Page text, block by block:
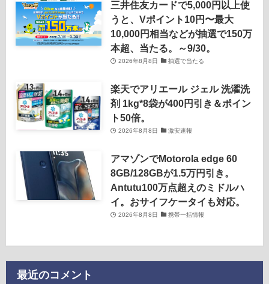
三井住友カードで5,000円以上使
うと、Vポイント10円〜最大
10,000円相当などが抽選で150万
本超、当たる。～9/30。
2026年8月8日 抽選で当たる
楽天でアリエール ジェル 洗濯洗
剤 1kg*8袋が400円引き＆ポイン
ト50倍。
2026年8月8日 激安速報
アマゾンでMotorola edge 60
8GB/128GBが1.5万円引き。
Antutu100万点超えのミドルハ
イ。おサイフケータイも対応。
2026年8月8日 携帯一括情報
最近のコメント